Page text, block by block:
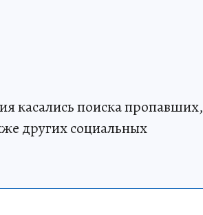
касались поиска пропавших,
других социальных